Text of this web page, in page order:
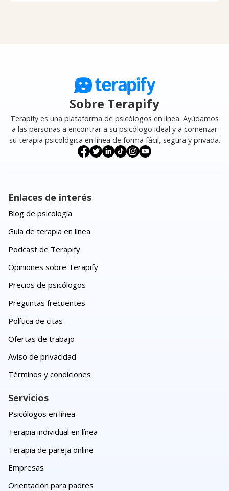
Sobre Terapify
Terapify es una plataforma de psicólogos en línea. Ayúdamos
a las personas a encontrar a su psicólogo ideal y a comenzar
su terapia psicológica en línea de forma fácil, segura y privada.
Enlaces de interés
Blog de psicología
Guía de terapia en línea
Podcast de Terapify
Opiniones sobre Terapify
Precios de psicólogos
Preguntas frecuentes
Política de citas
Ofertas de trabajo
Aviso de privacidad
Términos y condiciones
Servicios
Psicólogos en línea
Terapia individual en línea
Terapia de pareja online
Empresas
Orientación para padres